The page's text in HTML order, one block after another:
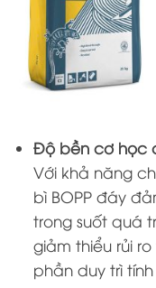
Độ bền cơ học
Với khả năng
bì BOPP đáy
trong suốt quá
giảm thiểu rủi
phần duy trì